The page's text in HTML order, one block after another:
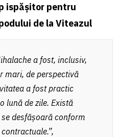
ispășitor pentru
de la Viteazul
a fost, inclusiv,
mari, de perspectivă
a fost practic
lună de zile. Există
desfășoară conform